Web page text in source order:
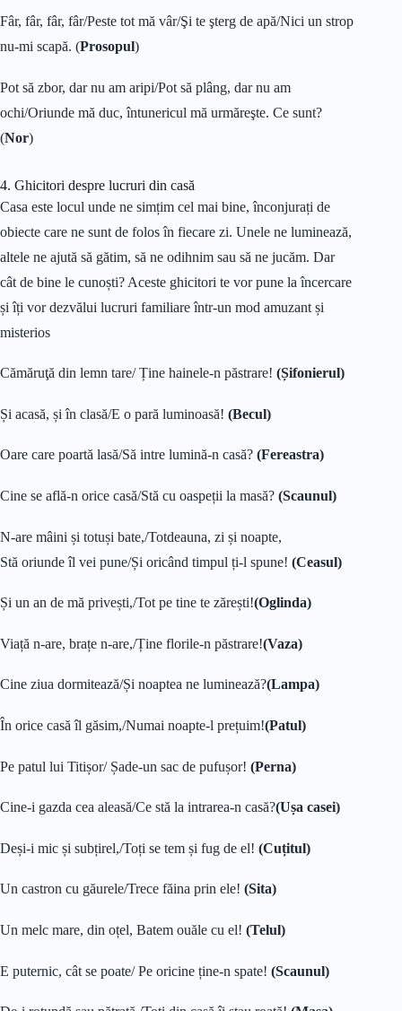
Fâr, fâr, fâr, fâr/Peste tot mă vâr/Şi te şterg de apă/Nici un strop
nu-mi scapă. (Prosopul)
Pot să zbor, dar nu am aripi/Pot să plâng, dar nu am
ochi/Oriunde mă duc, întunericul mă urmăreşte. Ce sunt?
(Nor)
4. Ghicitori despre lucruri din casă
Casa este locul unde ne simțim cel mai bine, înconjurați de
obiecte care ne sunt de folos în fiecare zi. Unele ne luminează,
altele ne ajută să gătim, să ne odihnim sau să ne jucăm. Dar
cât de bine le cunoști? Aceste ghicitori te vor pune la încercare
și îți vor dezvălui lucruri familiare într-un mod amuzant și
misterios
Cămăruţă din lemn tare/ Ține hainele-n păstrare! (Șifonierul)
Și acasă, și în clasă/E o pară luminoasă! (Becul)
Oare care poartă lasă/Să intre lumină-n casă? (Fereastra)
Cine se află-n orice casă/Stă cu oaspeții la masă? (Scaunul)
N-are mâini și totuși bate,/Totdeauna, zi și noapte,
Stă oriunde îl vei pune/Și oricând timpul ți-l spune! (Ceasul)
Și un an de mă privești,/Tot pe tine te zărești!(Oglinda)
Viață n-are, brațe n-are,/Ține florile-n păstrare!(Vaza)
Cine ziua dormitează/Și noaptea ne luminează?(Lampa)
În orice casă îl găsim,/Numai noapte-l prețuim!(Patul)
Pe patul lui Titișor/ Șade-un sac de pufușor! (Perna)
Cine-i gazda cea aleasă/Ce stă la intrarea-n casă?(Ușa casei)
Deși-i mic și subțirel,/Toți se tem și fug de el! (Cuțitul)
Un castron cu găurele/Trece făina prin ele! (Sita)
Un melc mare, din oțel, Batem ouăle cu el! (Telul)
E puternic, cât se poate/ Pe oricine ține-n spate! (Scaunul)